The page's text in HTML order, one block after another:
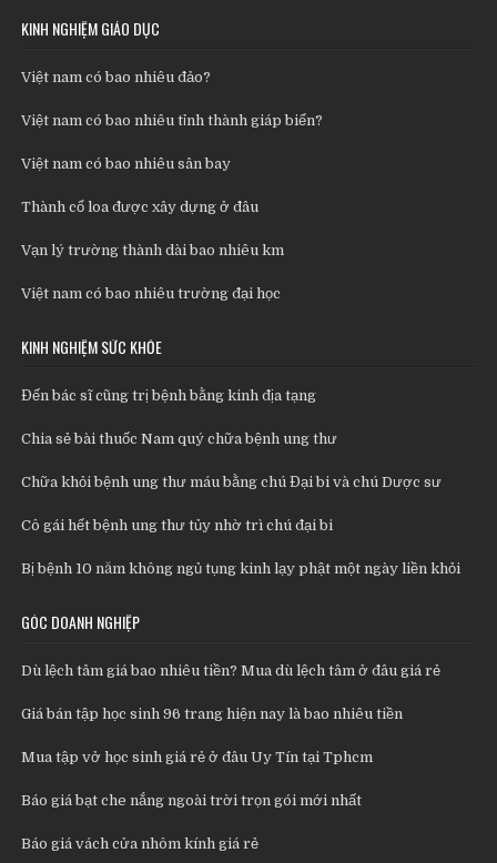
KINH NGHIỆM GIÁO DỤC
Việt nam có bao nhiêu đảo?
Việt nam có bao nhiêu tỉnh thành giáp biển?
Việt nam có bao nhiêu sân bay
Thành cổ loa được xây dựng ở đâu
Vạn lý trường thành dài bao nhiêu km
Việt nam có bao nhiêu trường đại học
KINH NGHIỆM SỨC KHỎE
Đến bác sĩ cũng trị bệnh bằng kinh địa tạng
Chia sẻ bài thuốc Nam quý chữa bệnh ung thư
Chữa khỏi bệnh ung thư máu bằng chú Đại bi và chú Dược sư
Cô gái hết bệnh ung thư tủy nhờ trì chú đại bi
Bị bệnh 10 năm không ngủ tụng kinh lạy phật một ngày liền khỏi
GÓC DOANH NGHIỆP
Dù lệch tâm giá bao nhiêu tiền? Mua dù lệch tâm ở đâu giá rẻ
Giá bán tập học sinh 96 trang hiện nay là bao nhiêu tiền
Mua tập vở học sinh giá rẻ ở đâu Uy Tín tại Tphcm
Báo giá bạt che nắng ngoài trời trọn gói mới nhất
Báo giá vách cửa nhôm kính giá rẻ